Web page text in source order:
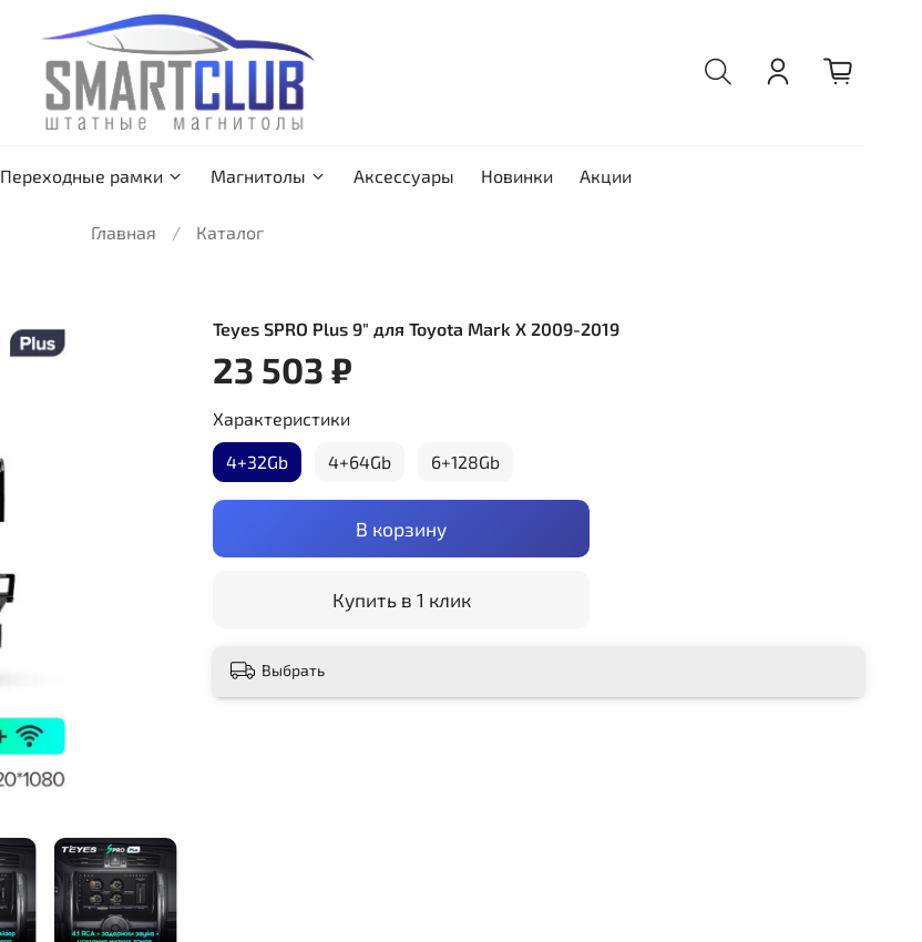
Переходные рамки Магнитолы Аксессуары Новинки Акции
Главная Каталог
Teyes SPRO Plus 9" для Toyota Mark X 2009-2019
23 503 ₽
В корзину
Купить в 1 клик
Характеристики
4+32Gb 4+64Gb 6+128Gb
Выбрать